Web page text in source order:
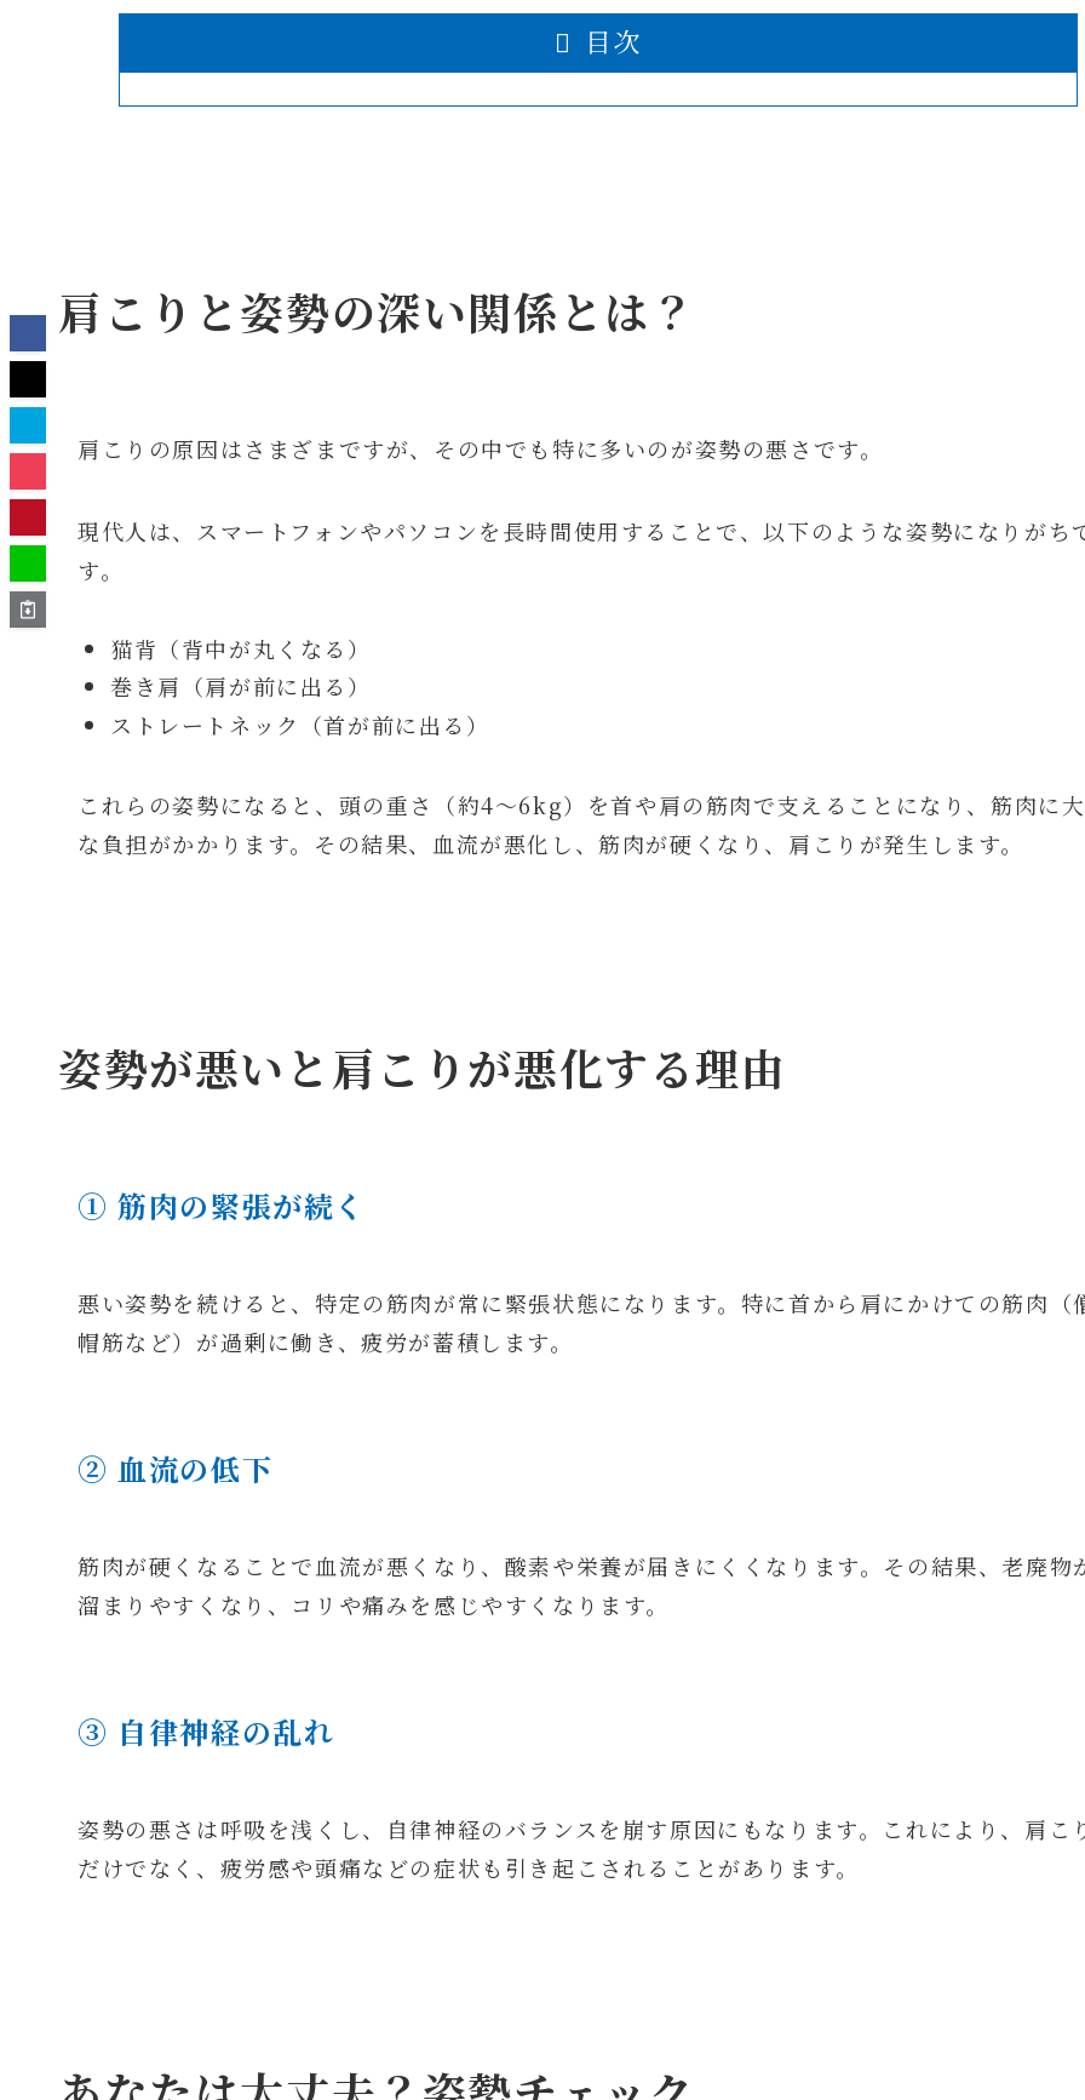
目次
肩こりと姿勢の深い関係とは？
肩こりの原因はさまざまですが、その中でも特に多いのが姿勢の悪さです。
現代人は、スマートフォンやパソコンを長時間使用することで、以下のような姿勢になりがち
す。
猫背（背中が丸くなる）
巻き肩（肩が前に出る）
ストレートネック（首が前に出る）
これらの姿勢になると、頭の重さ（約4〜6kg）を首や肩の筋肉で支えることになり、筋肉に
な負担がかかります。その結果、血流が悪化し、筋肉が硬くなり、肩こりが発生します。
姿勢が悪いと肩こりが悪化する理由
① 筋肉の緊張が続く
悪い姿勢を続けると、特定の筋肉が常に緊張状態になります。特に首から肩にかけての筋肉（
帽筋など）が過剰に働き、疲労が蓄積します。
② 血流の低下
筋肉が硬くなることで血流が悪くなり、酸素や栄養が届きにくくなります。その結果、老廃物
溜まりやすくなり、コリや痛みを感じやすくなります。
③ 自律神経の乱れ
姿勢の悪さは呼吸を浅くし、自律神経のバランスを崩す原因にもなります。これにより、肩こ
だけでなく、疲労感や頭痛などの症状も引き起こされることがあります。